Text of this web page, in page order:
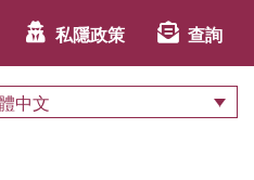
私隱政策 查詢
中文